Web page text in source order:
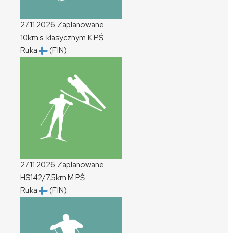
27.11.2026 Zaplanowane
10km s. klasycznym KPŚ
Ruka
(FIN)
27.11.2026 Zaplanowane
HS142/7,5km M PŚ
Ruka
(FIN)